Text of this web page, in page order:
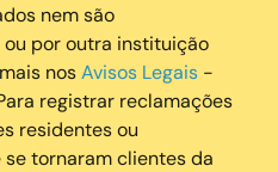
nem são
por outra instituição
nosAvisos Legais -
registrar reclamações
residentes ou
tornaram clientes da